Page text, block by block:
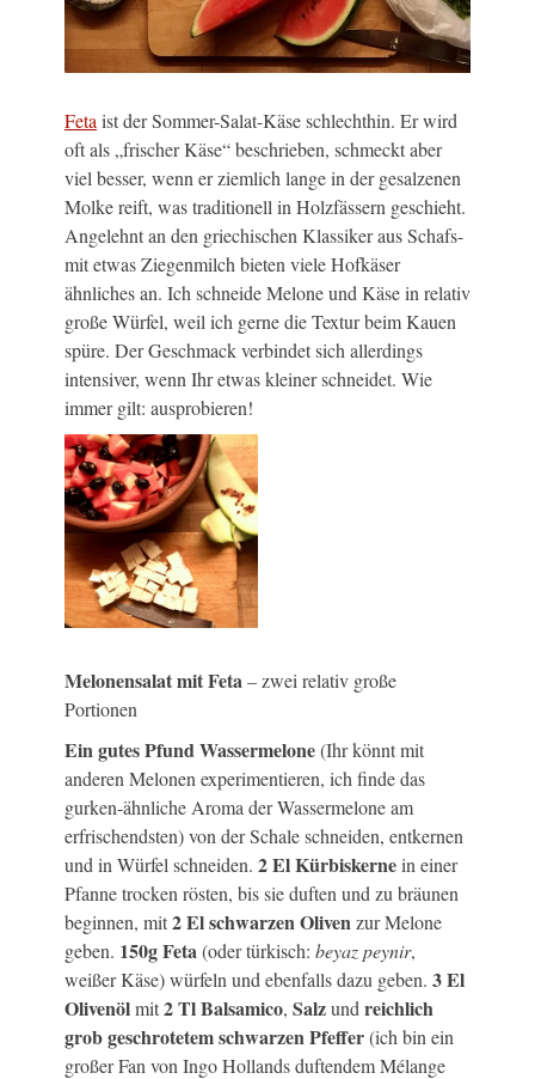
Feta ist der Sommer-Salat-Käse schlechthin. Er wird
oft als „frischer Käse“ beschrieben, schmeckt aber
viel besser, wenn er ziemlich lange in der gesalzenen
Molke reift, was traditionell in Holzfässern geschieht.
Angelehnt an den griechischen Klassiker aus Schafs-
mit etwas Ziegenmilch bieten viele Hofkäser
ähnliches an. Ich schneide Melone und Käse in relativ
große Würfel, weil ich gerne die Textur beim Kauen
spüre. Der Geschmack verbindet sich allerdings
intensiver, wenn Ihr etwas kleiner schneidet. Wie
immer gilt: ausprobieren!
Melonensalat mit Feta– zwei relativ große
Portionen
Ein gutes Pfund Wassermelone(Ihr könnt mit
anderen Melonen experimentieren, ich finde das
gurken-ähnliche Aroma der Wassermelone am
erfrischendsten) von der Schale schneiden, entkernen
und in Würfel schneiden. 2 El Kürbiskernein einer
Pfanne trocken rösten, bis sie duften und zu bräunen
beginnen, mit2 El schwarzen Olivenzur Melone
geben. 150g Feta(oder türkisch: beyaz peynir,
weißer Käse) würfeln und ebenfalls dazu geben. 3 El
Olivenölmit2 Tl Balsamico, Salzund reichlich
grob geschrotetem schwarzen Pfeffer(ich bin ein
großer Fan von Ingo Hollands duftendem Mélange